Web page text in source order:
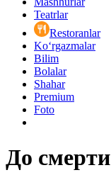
Teatrlar
Restoranlar
Ko‘rgazmalar
Bilim
Bolalar
Shahar
Premium
Foto
До смерти